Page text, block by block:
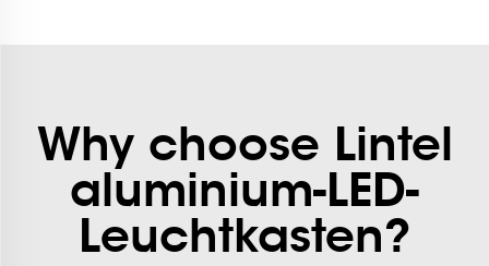
Why choose Lintel
aluminium-LED-
Leuchtkasten?